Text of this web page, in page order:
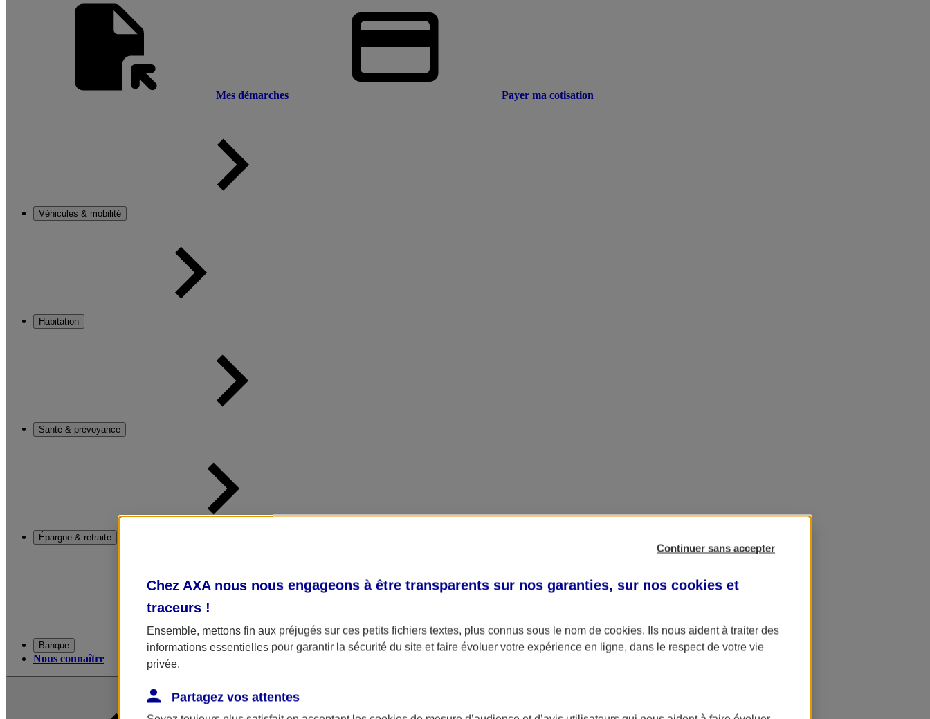
Mes démarches Payer ma cotisation
Véhicules & mobilité
Habitation
Santé & prévoyance
Épargne & retraite
Banque
Nous connaître
Continuer sans accepter
Chez AXA nous nous engageons à être transparents sur nos garanties, sur nos cookies et
traceurs !
Ensemble, mettons fin aux préjugés sur ces petits fichiers textes, plus connus sous le nom de cookies. Ils nous aident à traiter des
informations essentielles pour garantir la sécurité du site et faire évoluer votre expérience en ligne, dans le respect de votre vie
privée.
Partagez vos attentes